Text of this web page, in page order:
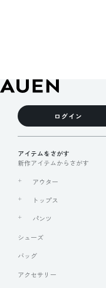
ログイン
アイテムをさがす
新作アイテムからさがす
アウター
トップス
パンツ
シューズ
バッグ
アクセサリー